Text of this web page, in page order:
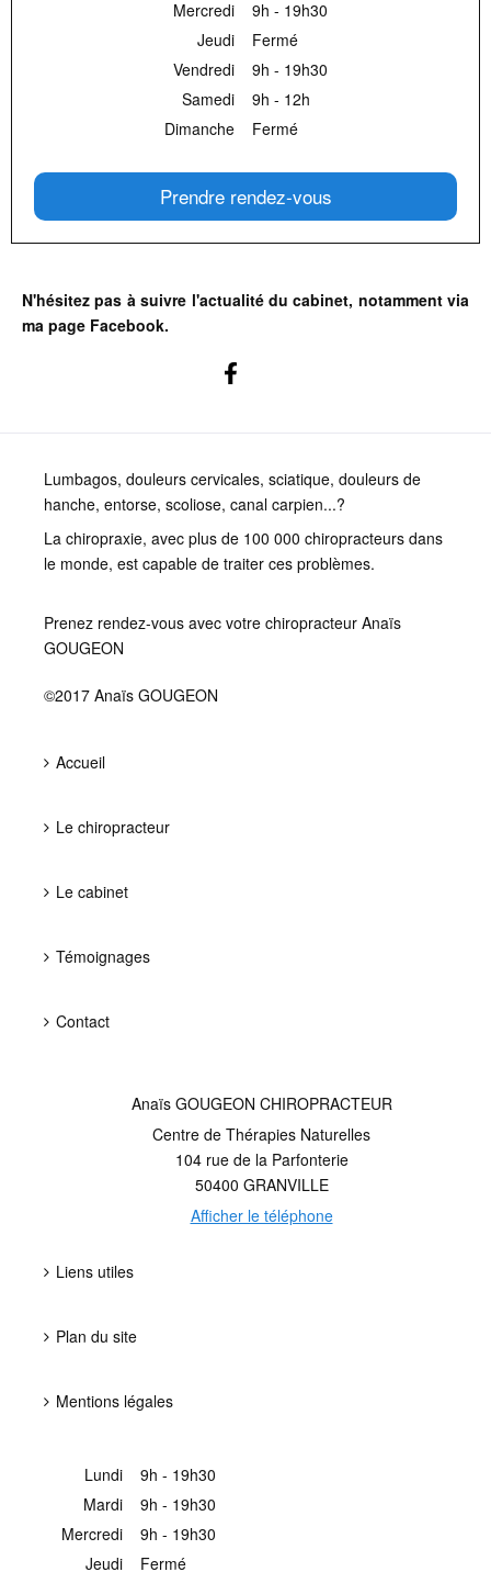
Mercredi
9h - 19h30
Jeudi
Fermé
Vendredi
9h - 19h30
Samedi
9h - 12h
Dimanche
Fermé
Prendre rendez-vous
N'hésitez pas à suivre l'actualité du cabinet, notamment via
ma page Facebook.
Lumbagos, douleurs cervicales, sciatique, douleurs de
hanche, entorse, scoliose, canal carpien...?
La chiropraxie, avec plus de 100 000 chiropracteurs dans
le monde, est capable de traiter ces problèmes.
Prenez rendez-vous avec votre chiropracteur Anaïs
GOUGEON
©2017 Anaïs GOUGEON
Accueil
Le chiropracteur
Le cabinet
Témoignages
Contact
Anaïs GOUGEON CHIROPRACTEUR
Centre de Thérapies Naturelles
104 rue de la Parfonterie
50400 GRANVILLE
Afficher le téléphone
Liens utiles
Plan du site
Mentions légales
Lundi
9h - 19h30
Mardi
9h - 19h30
Mercredi
9h - 19h30
Jeudi
Fermé